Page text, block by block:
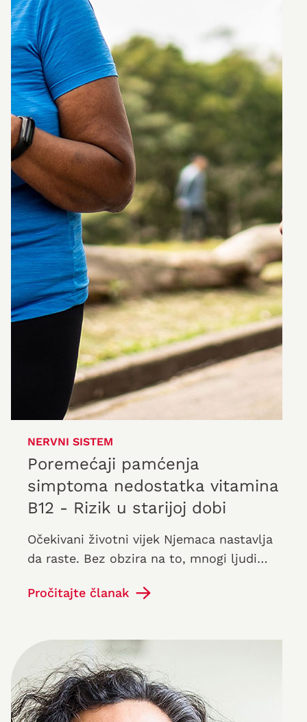
NERVNI SISTEM
Poremećaji pamćenja
simptoma nedostatka vitamina
B12 - Rizik u starijoj dobi
Očekivani životni vijek Njemaca nastavlja
da raste. Bez obzira na to, mnogi ljudi
uživati u starosti „fizički i…
Pročitajte članak